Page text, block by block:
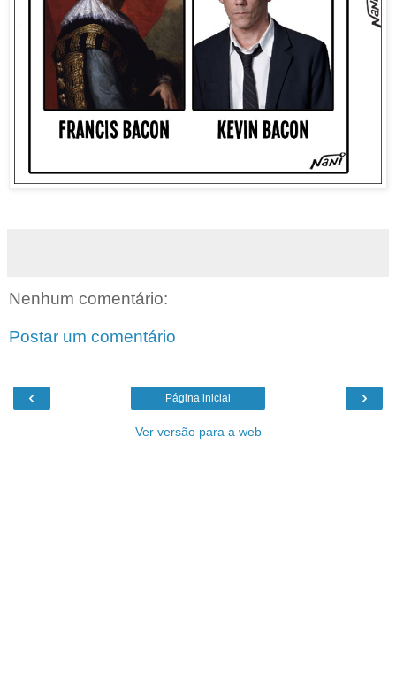
Nenhum comentário:
Postar um comentário
‹ ›
Página inicial
Ver versão para a web